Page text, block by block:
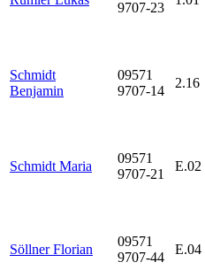
9707-23
Schmidt
Benjamin
09571
9707-14
2.16
Schmidt Maria
09571
9707-21
E.02
Söllner Florian
09571
9707-44
E.04